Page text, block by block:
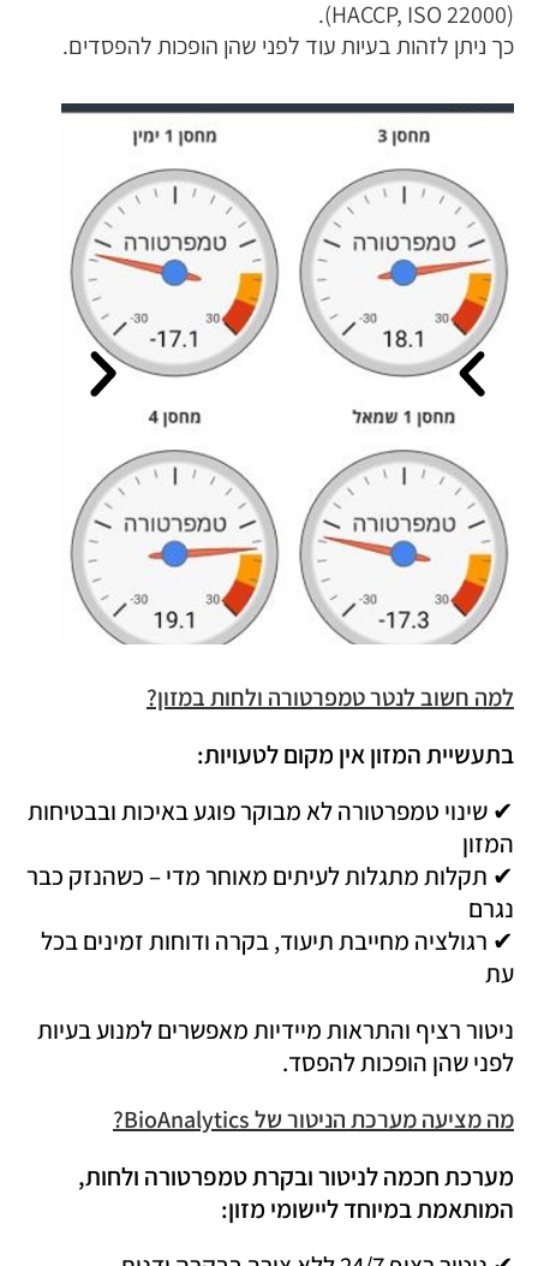
כך ניתן לזהות בעיות עוד לפני שהן הופכות להפסדים.
למה חשוב לנטר טמפרטורה ולחות במזון?
בתעשיית המזון אין מקום לטעויות:
✔ שינוי טמפרטורה לא מבוקר פוגע באיכות ובבטיחות
המזון
✔ תקלות מתגלות לעיתים מאוחר מדי – כשהנזק כבר
נגרם
✔ רגולציה מחייבת תיעוד, בקרה ודוחות זמינים בכל
עת
ניטור רציף והתראות מיידיות מאפשרים למנוע בעיות
לפני שהן הופכות להפסד.
מה מציעה מערכת הניטור של BioAnalytics?
מערכת חכמה לניטור ובקרת טמפרטורה ולחות,
המותאמת במיוחד ליישומי מזון: